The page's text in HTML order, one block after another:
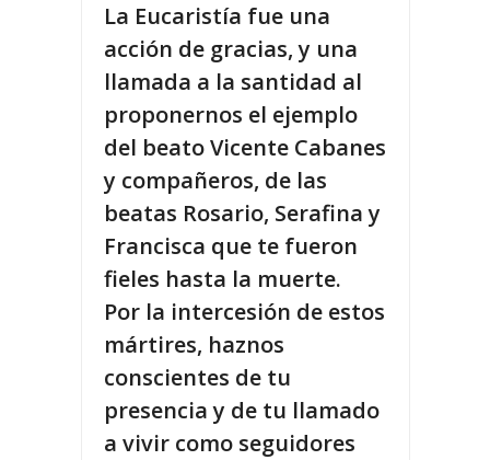
La Eucaristía fue una
acción de gracias, y una
llamada a la santidad al
proponernos el ejemplo
del beato Vicente Cabanes
y compañeros, de las
beatas Rosario, Serafina y
Francisca que te fueron
fieles hasta la muerte.
Por la intercesión de estos
mártires, haznos
conscientes de tu
presencia y de tu llamado
a vivir como seguidores